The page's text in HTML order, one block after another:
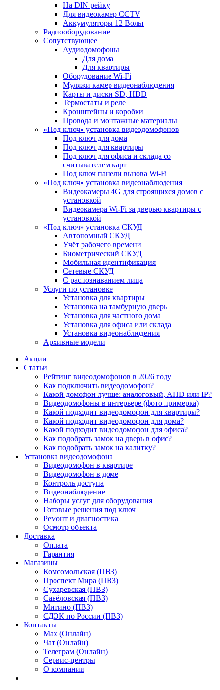
На DIN рейку
Для видеокамер CCTV
Аккумуляторы 12 Вольт
Радиооборудование
Сопутствующее
Аудиодомофоны
Для дома
Для квартиры
Оборудование Wi-Fi
Муляжи камер видеонаблюдения
Карты и диски SD, HDD
Термостаты и реле
Кронштейны и коробки
Провода и монтажные материалы
«Под ключ» установка видеодомофонов
Под ключ для дома
Под ключ для квартиры
Под ключ для офиса и склада со
считывателем карт
Под ключ панели вызова Wi-Fi
«Под ключ» установка видеонаблюдения
Видеокамеры 4G для строящихся домов с
установкой
Видеокамера Wi-Fi за дверью квартиры с
установкой
«Под ключ» установка СКУД
Автономный СКУД
Учёт рабочего времени
Биометрический СКУД
Мобильная идентификация
Сетевые СКУД
С распознаванием лица
Услуги по установке
Установка для квартиры
Установка на тамбурную дверь
Установка для частного дома
Установка для офиса или склада
Установка видеонаблюдения
Архивные модели
Акции
Статьи
Рейтинг видеодомофонов в 2026 году
Как подключить видеодомофон?
Какой домофон лучше: аналоговый, AHD или IP?
Видеодомофоны в интерьере (фото примерка)
Какой подходит видеодомофон для квартиры?
Какой подходит видеодомофон для дома?
Какой подходит видеодомофон для офиса?
Как подобрать замок на дверь в офис?
Как подобрать замок на калитку?
Установка видеодомофона
Видеодомофон в квартире
Видеодомофон в доме
Контроль доступа
Видеонаблюдение
Наборы услуг для оборудования
Готовые решения под ключ
Ремонт и диагностика
Осмотр объекта
Доставка
Оплата
Гарантия
Магазины
Комсомольская (ПВЗ)
Проспект Мира (ПВЗ)
Сухаревская (ПВЗ)
Савёловская (ПВЗ)
Митино (ПВЗ)
СДЭК по России (ПВЗ)
Контакты
Max (Онлайн)
Чат (Онлайн)
Телеграм (Онлайн)
Сервис-центры
О компании